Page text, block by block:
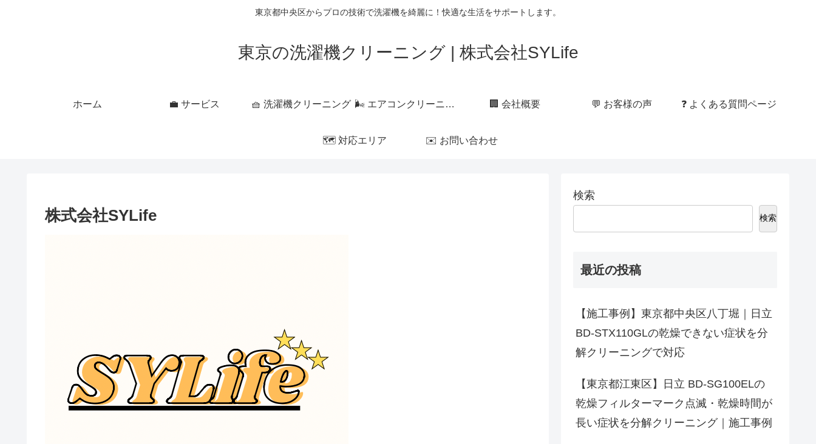
東京都中央区からプロの技術で洗濯機を綺麗に！快適な生活をサポートします。
東京の洗濯機クリーニング | 株式会社SYLife
ホーム 💼 サービス 🧺 洗濯機クリーニング 🌬 エアコンクリーニング 🏢 会社概要 💬 お客様の声 ❓ よくある質問ページ
🗺 対応エリア ✉️ お問い合わせ
株式会社SYLife
検索
検索
最近の投稿
【施工事例】東京都中央区八丁堀｜日立
BD-STX110GLの乾燥できない症状を分
解クリーニングで対応
【東京都江東区】日立 BD-SG100ELの
乾燥フィルターマーク点滅・乾燥時間が
長い症状を分解クリーニング｜施工事例